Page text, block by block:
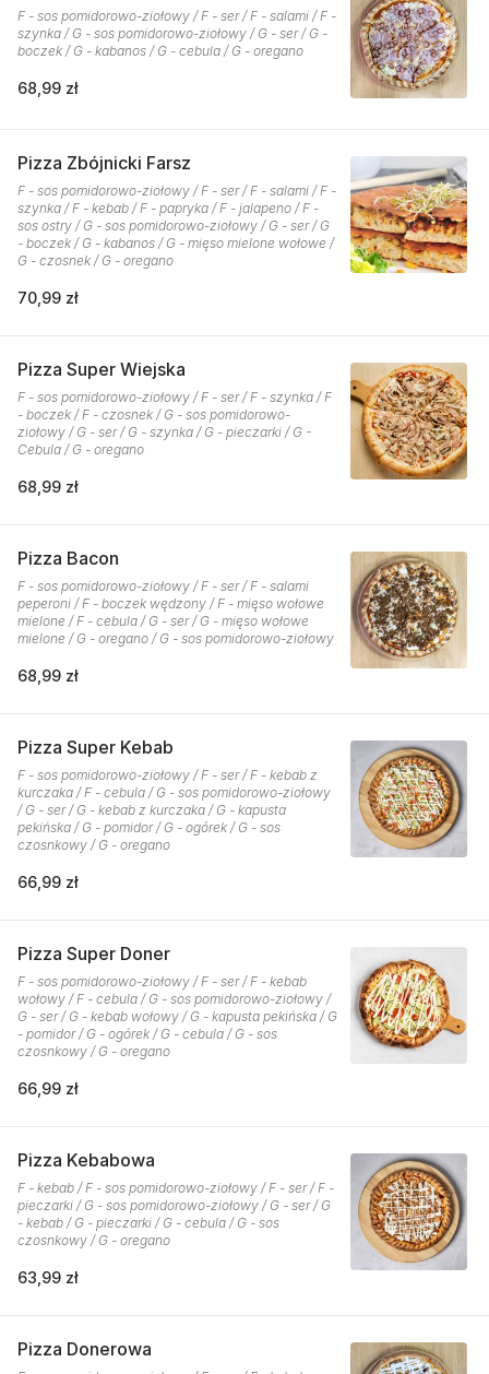
F - sos pomidorowo-ziołowy / F - ser / F - salami / F -
szynka / G - sos pomidorowo-ziołowy / G - ser / G -
boczek / G - kabanos / G - cebula / G - oregano
68,99 zł
Pizza Zbójnicki Farsz
F - sos pomidorowo-ziołowy / F - ser / F - salami / F -
szynka / F - kebab / F - papryka / F - jalapeno / F -
sos ostry / G - sos pomidorowo-ziołowy / G - ser / G
- boczek / G - kabanos / G - mięso mielone wołowe /
G - czosnek / G - oregano
70,99 zł
Pizza Super Wiejska
F - sos pomidorowo-ziołowy / F - ser / F - szynka / F
- boczek / F - czosnek / G - sos pomidorowo-
ziołowy / G - ser / G - szynka / G - pieczarki / G -
Cebula / G - oregano
68,99 zł
Pizza Bacon
F - sos pomidorowo-ziołowy / F - ser / F - salami
peperoni / F - boczek wędzony / F - mięso wołowe
mielone / F - cebula / G - ser / G - mięso wołowe
mielone / G - oregano / G - sos pomidorowo-ziołowy
68,99 zł
Pizza Super Kebab
F - sos pomidorowo-ziołowy / F - ser / F - kebab z
kurczaka / F - cebula / G - sos pomidorowo-ziołowy
/ G - ser / G - kebab z kurczaka / G - kapusta
pekińska / G - pomidor / G - ogórek / G - sos
czosnkowy / G - oregano
66,99 zł
Pizza Super Doner
F - sos pomidorowo-ziołowy / F - ser / F - kebab
wołowy / F - cebula / G - sos pomidorowo-ziołowy /
G - ser / G - kebab wołowy / G - kapusta pekińska / G
- pomidor / G - ogórek / G - cebula / G - sos
czosnkowy / G - oregano
66,99 zł
Pizza Kebabowa
F - kebab / F - sos pomidorowo-ziołowy / F - ser / F -
pieczarki / G - sos pomidorowo-ziołowy / G - ser / G
- kebab / G - pieczarki / G - cebula / G - sos
czosnkowy / G - oregano
63,99 zł
Pizza Donerowa